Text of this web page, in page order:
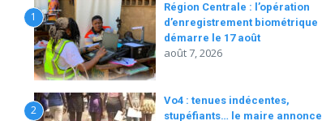
1
Région Centrale : l’opération
d’enregistrement biométrique
démarre le 17 août
août 7, 2026
2
Vo4 : tenues indécentes,
stupéfiants… le maire annonce